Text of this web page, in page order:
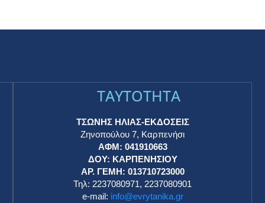
TAYTOTHTA
ΤΣΩΝΗΣ ΗΛΙΑΣ-ΕΚΔΟΣΕΙΣ
Ζηνοπούλου 7, Καρπενήσι
ΑΦΜ: 041910663
ΔΟΥ: ΚΑΡΠΕΝΗΣΙΟΥ
ΑΡ. ΓΕΜΗ: 013710723000
Τηλ: 2237080971, 2237080901
e-mail: info@evrytanika.gr